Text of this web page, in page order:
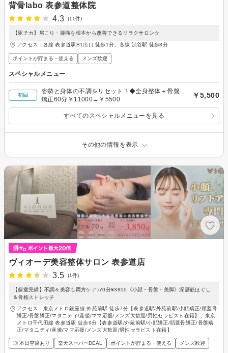
背骨labo 表参道整体院
4.3
(11件)
【駅チカ】肩こり・腰痛を根本から改善できるリラクサロン☆
アクセス：各線 表参道駅B1出口 徒歩1分、各線 渋谷駅 徒歩8分
ポイントが貯まる・使える メンズ歓迎
スペシャルメニュー
初回
姿勢と身体の不調をリセット！◆全身整体＋骨盤
矯正60分￥11000→￥5500
￥5,500
すべてのスペシャルメニューを見る
その他の情報を表示
ヴィオーデ美容整体サロン 表参道店
3.5
(1件)
【個室完備】不調＆美容も両方ケア♪70分¥3850《小顔・骨盤・美脚》深層筋ほぐし
＆骨格ストレッチ
アクセス：東京メトロ銀座線 外苑前駅 徒歩7分【表参道駅/外苑前駅/小顔矯正/頭蓋骨
矯正/骨盤矯正/マタニティ/産後/ママ応援/メンズ大歓迎/男性セラピスト在籍】、東京
メトロ千代田線 表参道駅 徒歩9分【表参道駅/外苑前駅/小顔矯正/頭蓋骨矯正/骨盤矯
正/マタニティ/産後/ママ応援/メンズ大歓迎/男性セラピスト在籍】
◎ 本日空席あり 楽天スーパーDEAL ポイントが貯まる・使える メンズ歓迎